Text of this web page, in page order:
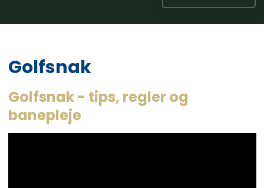
Golfsnak
Golfsnak - tips, regler og
banepleje